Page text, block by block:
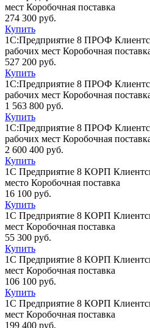
мест Коробочная поставка
274 300 руб.
Купить
1С:Предприятие 8 ПРОФ
рабочих мест Коробочная
527 200 руб.
Купить
1С:Предприятие 8 ПРОФ
рабочих мест Коробочная
1 563 800 руб.
Купить
1С:Предприятие 8 ПРОФ
рабочих мест Коробочная
2 600 400 руб.
Купить
1С Предприятие 8 КОРП
место Коробочная поставка
16 100 руб.
Купить
1С Предприятие 8 КОРП
мест Коробочная поставка
55 300 руб.
Купить
1С Предприятие 8 КОРП
мест Коробочная поставка
106 100 руб.
Купить
1С Предприятие 8 КОРП
мест Коробочная поставка
199 400 руб.